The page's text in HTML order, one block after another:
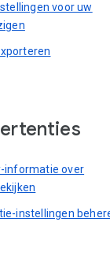
voor uw
informatie over
instellingen